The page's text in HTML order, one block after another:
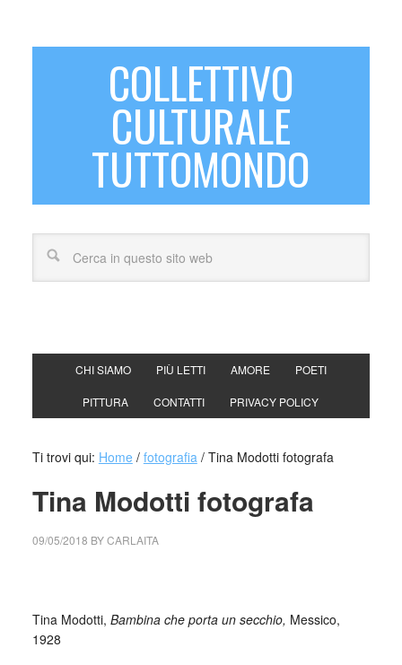
COLLETTIVO
CULTURALE
TUTTOMONDO
CHI SIAMO PIÙ LETTI AMORE POETI
PITTURA CONTATTI PRIVACY POLICY
Ti trovi qui: Home / fotografia /Tina Modotti fotografa
Tina Modotti fotografa
09/05/2018 BYCARLAITA
Tina Modotti, Bambina che porta un secchio, Messico,
1928